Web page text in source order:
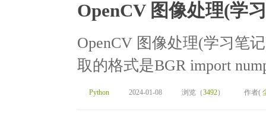
OpenCV 图像处理(学
OpenCV 图像处理(学习笔
取的格式是BGR import
Python 2024-01-08 浏览（3492） 作者(